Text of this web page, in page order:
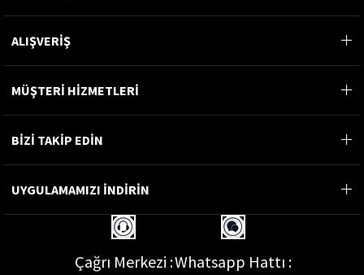
ALIŞVERİŞ
MÜŞTERİ HİZMETLERİ
BİZİ TAKİP EDİN
UYGULAMAMIZI İNDİRİN
Çağrı Merkezi :Whatsapp Hattı :